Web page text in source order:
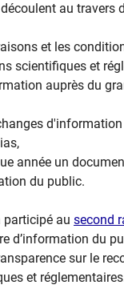
au travers
et les
scientifiques et
auprès du
année un
du public.
participé au second
d’information du
sur le
et